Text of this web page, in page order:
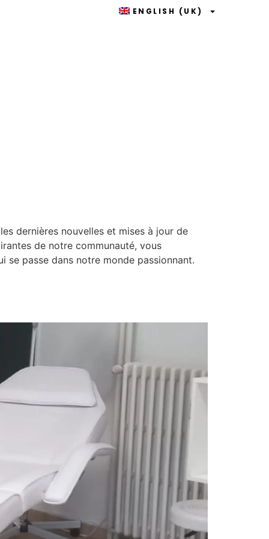
ENGLISH (UK)
dernières nouvelles et mises à jour de
de notre communauté, vous
passe dans notre monde passionnant.